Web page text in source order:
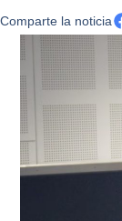
Comparte la noticia